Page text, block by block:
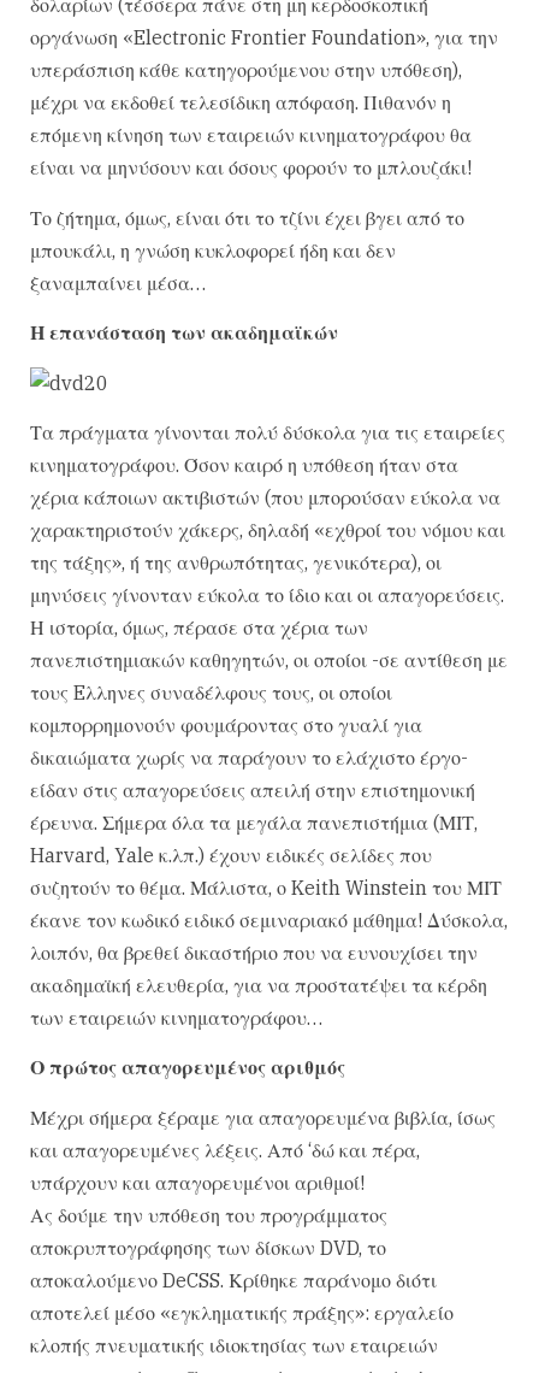
δολαρίων (τέσσερα πάνε στη μη κερδοσκοπική
οργάνωση «Electronic Frontier Foundation», για την
υπεράσπιση κάθε κατηγορούμενου στην υπόθεση),
μέχρι να εκδοθεί τελεσίδικη απόφαση. Πιθανόν η
επόμενη κίνηση των εταιρειών κινηματογράφου θα
είναι να μηνύσουν και όσους φορούν το μπλουζάκι!
Το ζήτημα, όμως, είναι ότι το τζίνι έχει βγει από το
μπουκάλι, η γνώση κυκλοφορεί ήδη και δεν
ξαναμπαίνει μέσα…
Η επανάσταση των ακαδημαϊκών
Τα πράγματα γίνονται πολύ δύσκολα για τις εταιρείες
κινηματογράφου. Όσον καιρό η υπόθεση ήταν στα
χέρια κάποιων ακτιβιστών (που μπορούσαν εύκολα να
χαρακτηριστούν χάκερς, δηλαδή «εχθροί του νόμου και
της τάξης», ή της ανθρωπότητας, γενικότερα), οι
μηνύσεις γίνονταν εύκολα το ίδιο και οι απαγορεύσεις.
Η ιστορία, όμως, πέρασε στα χέρια των
πανεπιστημιακών καθηγητών, οι οποίοι -σε αντίθεση με
τους Eλληνες συναδέλφους τους, οι οποίοι
κομπορρημονούν φουμάροντας στο γυαλί για
δικαιώματα χωρίς να παράγουν το ελάχιστο έργο-
είδαν στις απαγορεύσεις απειλή στην επιστημονική
έρευνα. Σήμερα όλα τα μεγάλα πανεπιστήμια (ΜΙΤ,
Harvard, Yale κ.λπ.) έχουν ειδικές σελίδες που
συζητούν το θέμα. Μάλιστα, ο Keith Winstein του ΜΙΤ
έκανε τον κωδικό ειδικό σεμιναριακό μάθημα! Δύσκολα,
λοιπόν, θα βρεθεί δικαστήριο που να ευνουχίσει την
ακαδημαϊκή ελευθερία, για να προστατέψει τα κέρδη
των εταιρειών κινηματογράφου…
Ο πρώτος απαγορευμένος αριθμός
Μέχρι σήμερα ξέραμε για απαγορευμένα βιβλία, ίσως
και απαγορευμένες λέξεις. Από ‘δώ και πέρα,
υπάρχουν και απαγορευμένοι αριθμοί!
Ας δούμε την υπόθεση του προγράμματος
αποκρυπτογράφησης των δίσκων DVD, το
αποκαλούμενο DeCSS. Κρίθηκε παράνομο διότι
αποτελεί μέσο «εγκληματικής πράξης»: εργαλείο
κλοπής πνευματικής ιδιοκτησίας των εταιρειών